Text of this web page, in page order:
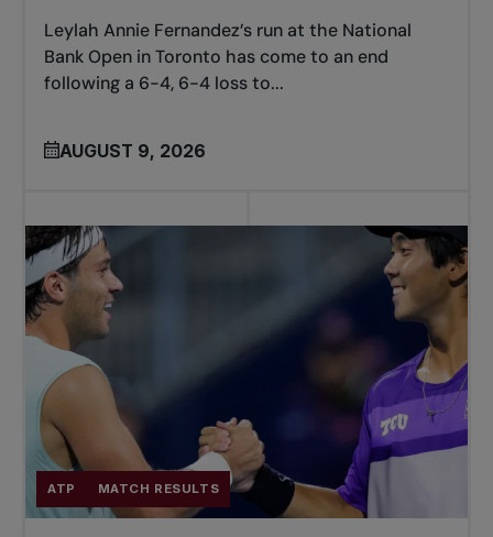
Leylah Annie Fernandez’s run at the National
Bank Open in Toronto has come to an end
following a 6-4, 6-4 loss to...
AUGUST 9, 2026
ATP MATCH RESULTS